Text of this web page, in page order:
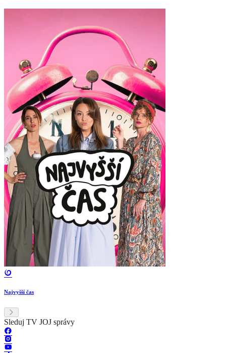
Najvyšší čas
Sleduj TV JOJ správy